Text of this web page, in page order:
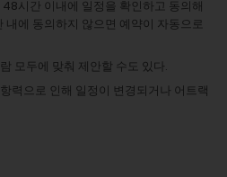
시간 이내에 일정을 확인하고 동의해
에 동의하지 않으면 예약이 자동으로
모두에 맞춰 제안할 수도 있다.
력으로 인해 일정이 변경되거나 어트랙